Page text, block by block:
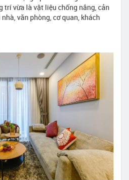
trí vừa là vật liệu chống nắng, cản
văn phòng, cơ quan, khách